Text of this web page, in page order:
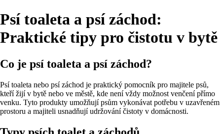
Psí toaleta a psí záchod:
Praktické tipy pro čistotu v bytě
Co je psí toaleta a psí záchod?
Psí toaleta nebo psí záchod je praktický pomocník pro majitele psů,
kteří žijí v bytě nebo ve městě, kde není vždy možnost venčení přímo
venku. Tyto produkty umožňují psům vykonávat potřebu v uzavřeném
prostoru a majiteli usnadňují udržování čistoty v domácnosti.